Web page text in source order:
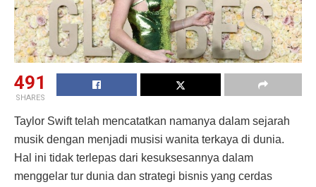
491
SHARES
Taylor Swift telah mencatatkan namanya dalam sejarah
musik dengan menjadi musisi wanita terkaya di dunia.
Hal ini tidak terlepas dari kesuksesannya dalam
menggelar tur dunia dan strategi bisnis yang cerdas